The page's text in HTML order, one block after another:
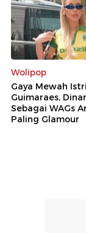
Wolipop
Gaya Mewah
Guimaraes,
Sebagai WAGs
Paling Glamour